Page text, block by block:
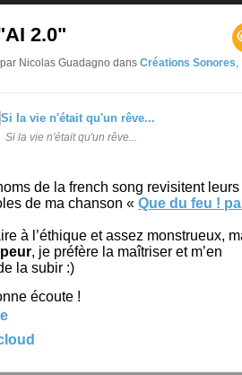
2.0"
Nicolas Guadagno dans Créations Sonores,
Si la vie n'était qu'un rêve...
de la french song revisitent leurs
de ma chanson « Que du feu !
à l’éthique et assez monstrueux,
peur, je préfère la maîtriser et m’en
la subir :)
écoute !